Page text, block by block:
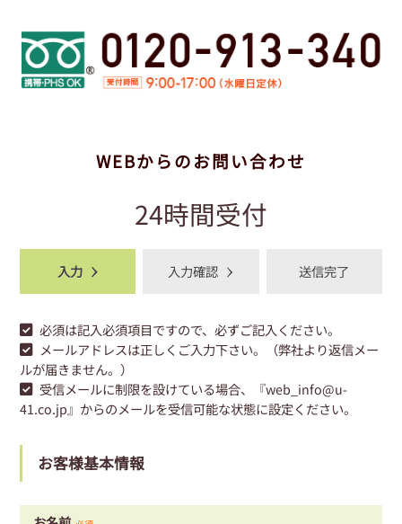
WEBからのお問い合わせ
24時間受付
入力 入力確認 送信完了
必須は記入必須項目ですので、必ずご記入ください。
メールアドレスは正しくご入力下さい。（弊社より返信メー
ルが届きません。）
受信メールに制限を設けている場合、『web_info@u-
41.co.jp』からのメールを受信可能な状態に設定ください。
お客様基本情報